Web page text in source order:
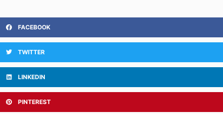
FACEBOOK
TWITTER
LINKEDIN
PINTEREST